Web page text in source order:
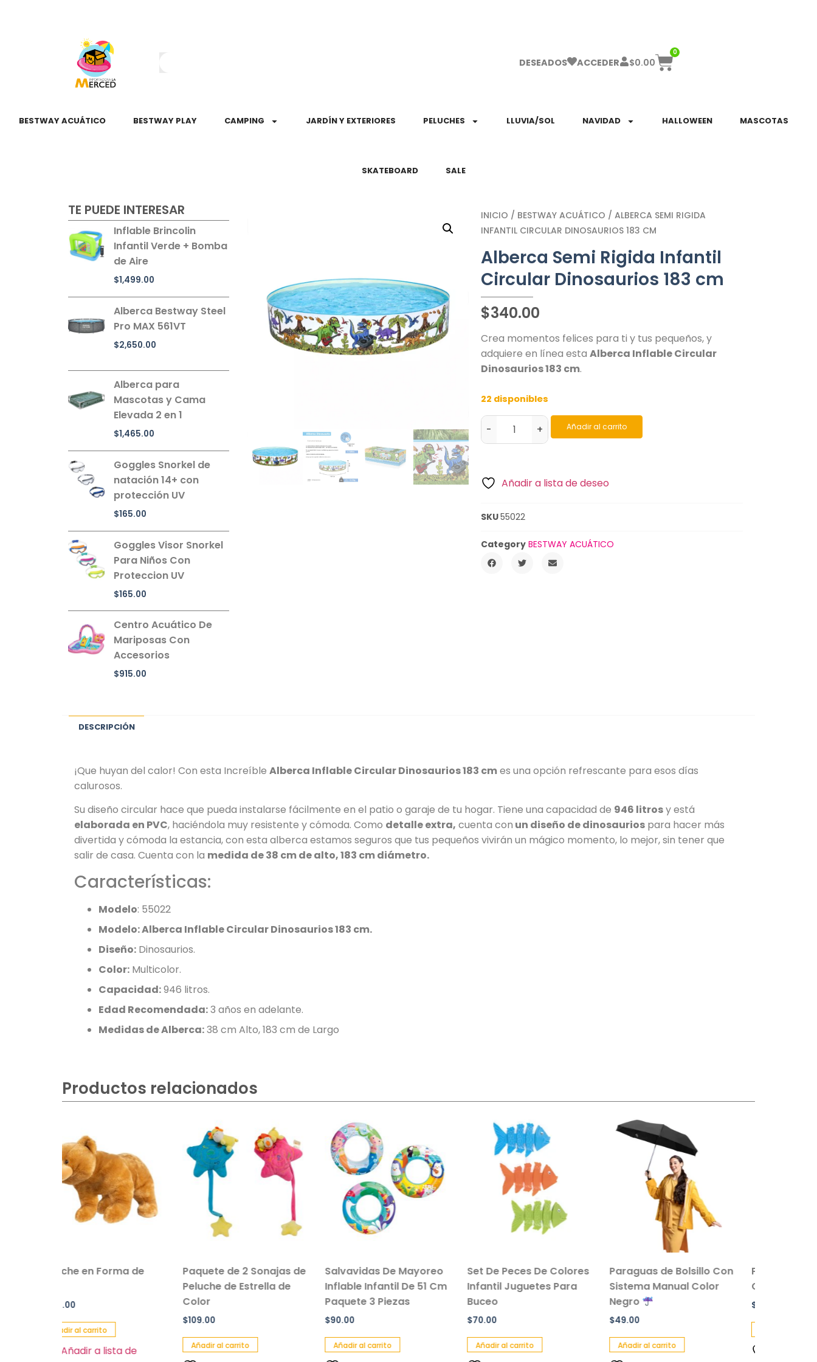
DESEADOS ACCEDER $0.00
0
BESTWAY ACUÁTICO BESTWAY PLAY CAMPING JARDÍN Y EXTERIORES PELUCHES LLUVIA/SOL NAVIDAD HALLOWEEN MASCOTAS
SKATEBOARD SALE
TE PUEDE INTERESAR
Inflable Brincolin
Infantil Verde + Bomba
de Aire
$1,499.00
Alberca Bestway Steel
Pro MAX 561VT
$2,650.00
Alberca para
Mascotas y Cama
Elevada 2 en 1
$1,465.00
Goggles Snorkel de
natación 14+ con
protección UV
$165.00
Goggles Visor Snorkel
Para Niños Con
Proteccion UV
$165.00
Centro Acuático De
Mariposas Con
Accesorios
$915.00
INICIO / BESTWAY ACUÁTICO / ALBERCA SEMI RIGIDA
INFANTIL CIRCULAR DINOSAURIOS 183 CM
Alberca Semi Rigida Infantil
Circular Dinosaurios 183 cm
$340.00
Crea momentos felices para ti y tus pequeños, y
adquiere en línea estaAlberca Inflable Circular
Dinosaurios 183 cm.
22 disponibles
- + Añadir al carrito
Añadir a lista de deseo
SKU55022
Category BESTWAY ACUÁTICO
DESCRIPCIÓN
¡Que huyan del calor! Con esta Increíble Alberca Inflable Circular Dinosaurios 183 cmes una opción refrescante para esos días
calurosos.
Su diseño circular hace que pueda instalarse fácilmente en el patio o garaje de tu hogar. Tiene una capacidad de 946 litrosy está
elaborada en PVC, haciéndola muy resistente y cómoda. Como detalle extra, cuenta con un diseño de dinosaurios para hacer más
divertida y cómoda la estancia, con esta alberca estamos seguros que tus pequeños vivirán un mágico momento, lo mejor, sin tener que
salir de casa. Cuenta con la medida de 38 cm de alto, 183 cm diámetro.
Características:
Modelo: 55022
Modelo: Alberca Inflable Circular Dinosaurios 183 cm.
Diseño: Dinosaurios.
Color: Multicolor.
Capacidad:946 litros.
Edad Recomendada:3 años en adelante.
Medidas de Alberca:38 cm Alto, 183 cm de Largo
Productos relacionados
Paquete de 2 Sonajas de
Peluche de Estrella de
$109.00
Añadir al carrito
Salvavidas De Mayoreo
Inflable Infantil De 51 Cm
Añadir al carrito
Set De Peces De Colores
Infantil Juguetes Para
Buceo
Añadir al carrito
Paraguas de Bolsillo Con
Sistema Manual Color
Añadir al carrito
Paquete de 2 Movil de
Cuna Musical de Peluche
Añadir a lista de